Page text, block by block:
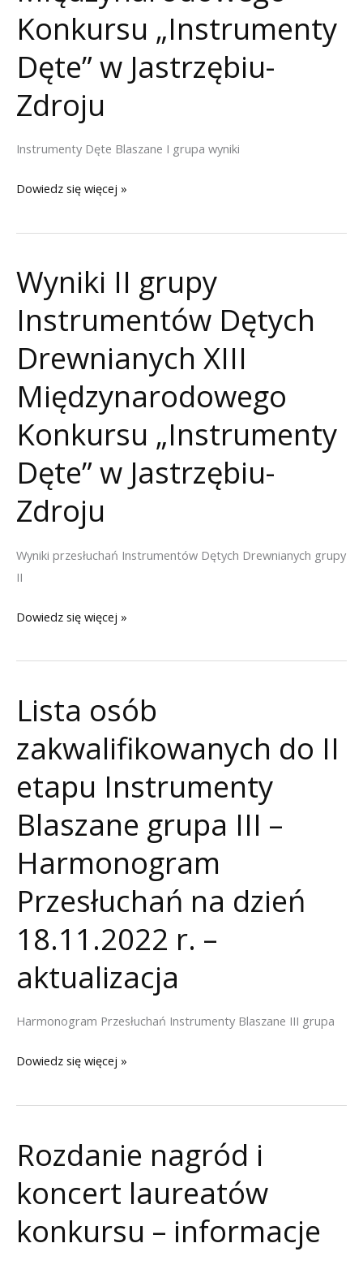
Dęte”
w
Jastrzębiu-
Zdroju
Konkursu „Instrumenty
Dęte” w Jastrzębiu-
Zdroju
Instrumenty Dęte Blaszane I grupa wyniki
Wyniki
I
Instrumentów
Dętych
Blaszanych
Międzynarodowego
Konkursu
„Instrumenty
Dęte”
w
Jastrzębiu-
Zdroju
Dowiedz się więcej »
Wyniki II grupy
Instrumentów Dętych
Drewnianych XIII
Międzynarodowego
Konkursu „Instrumenty
Dęte” w Jastrzębiu-
Zdroju
Wyniki przesłuchań Instrumentów Dętych Drewnianych grupy
II
Wyniki
grupy
Dętych
Drewnianych
XIII
Konkursu
„Instrumenty
Dęte”
w
Jastrzębiu-
Zdroju
Dowiedz się więcej »
Lista osób
zakwalifikowanych do II
etapu Instrumenty
Blaszane grupa III –
Harmonogram
Przesłuchań na dzień
18.11.2022 r. –
aktualizacja
Harmonogram Przesłuchań Instrumenty Blaszane III grupa
Lista
zakwalifikowanych
II
etapu
Instrumenty
grupa
Dowiedz się więcej »
Rozdanie nagród i
koncert laureatów
konkursu – informacje